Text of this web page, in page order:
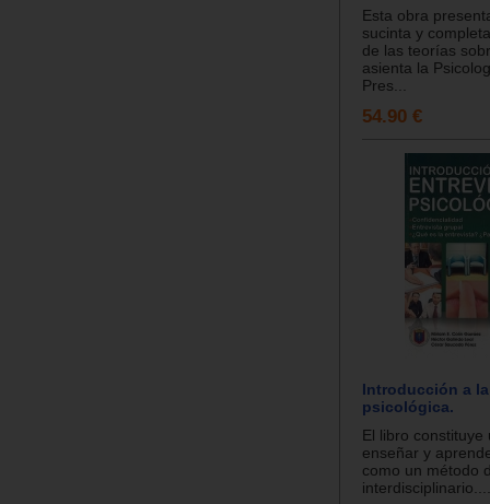
Esta obra
sucinta y
de las teorías
asienta la
Pres...
54.90 €
Introducción a
psicológica.
El libro constituye
enseñar y
como un método
interdisciplinario....